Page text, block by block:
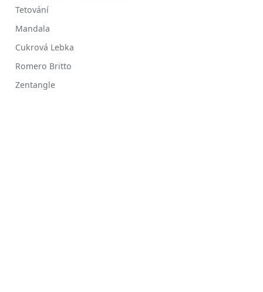
Tetování
Mandala
Cukrová Lebka
Romero Britto
Zentangle